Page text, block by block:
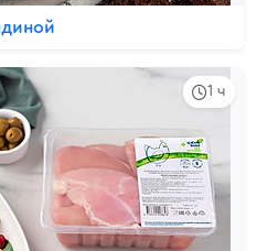
1 ч